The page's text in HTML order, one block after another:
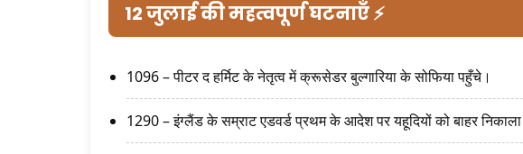
12 जुलाई की महत्वपूर्ण घटनाएँ ⚡
1096 – पीटर द हर्मिट के नेतृत्व में क्रूसेडर बुल्गारिया के सोफिया पहुँचे।
1290 – इंग्लैंड के सम्राट एडवर्ड प्रथम के आदेश पर यहूदियों को बाहर निकाला